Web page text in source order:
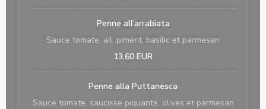
Penne all’arrabiata
Sauce tomate, ail, piment, basilic et parmesan
13,60 EUR
Penne alla Puttanesca
Sauce tomate, saucisse piquante, olives et parmesan